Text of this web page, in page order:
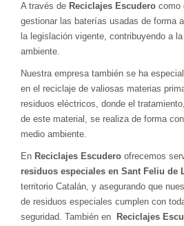
A través de Reciclajes Escudero como
gestionar las baterías usadas de forma
la legislación vigente, contribuyendo a
ambiente.
Nuestra empresa también se ha
en el reciclaje de valiosas materias
residuos eléctricos, donde el
de este material, se realiza de forma
medio ambiente.
En Reciclajes Escudero ofrecemos
residuos especiales en Sant Feliu de
territorio Catalán, y asegurando que
de residuos especiales cumplen con
seguridad. También en
Reciclajes